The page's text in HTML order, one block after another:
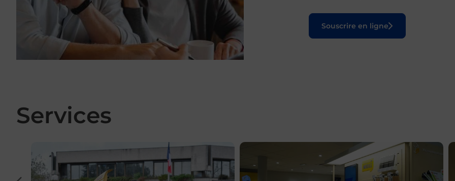
Souscrire en ligne
Le lien s'ouvre dans un nouvel onglet
Services
En savoir plus